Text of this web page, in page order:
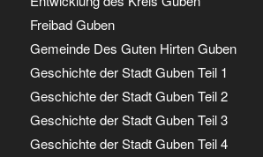
Freibad Guben
Gemeinde Des Guten Hirten Guben
Geschichte der Stadt Guben Teil 1
Geschichte der Stadt Guben Teil 2
Geschichte der Stadt Guben Teil 3
Geschichte der Stadt Guben Teil 4